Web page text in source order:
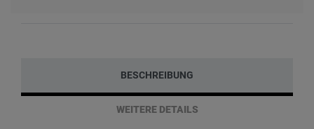
BESCHREIBUNG
WEITERE DETAILS